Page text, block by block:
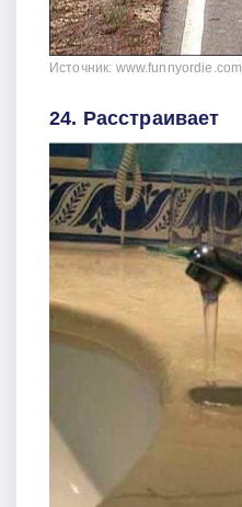
Источник: www.funnyordie.com
24. Расстраивает